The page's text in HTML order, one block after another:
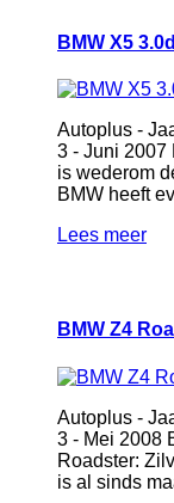
BMW X5
Autoplus -
3 - Juni 2007
is wederom
BMW heeft
Lees meer
BMW Z4
Autoplus -
3 - Mei 2008
Roadster:
is al sinds